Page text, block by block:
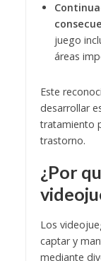
juego
áreas
Este
desarrollar
tratamiento
trastorno.
¿Por
Los
captar y
mediante